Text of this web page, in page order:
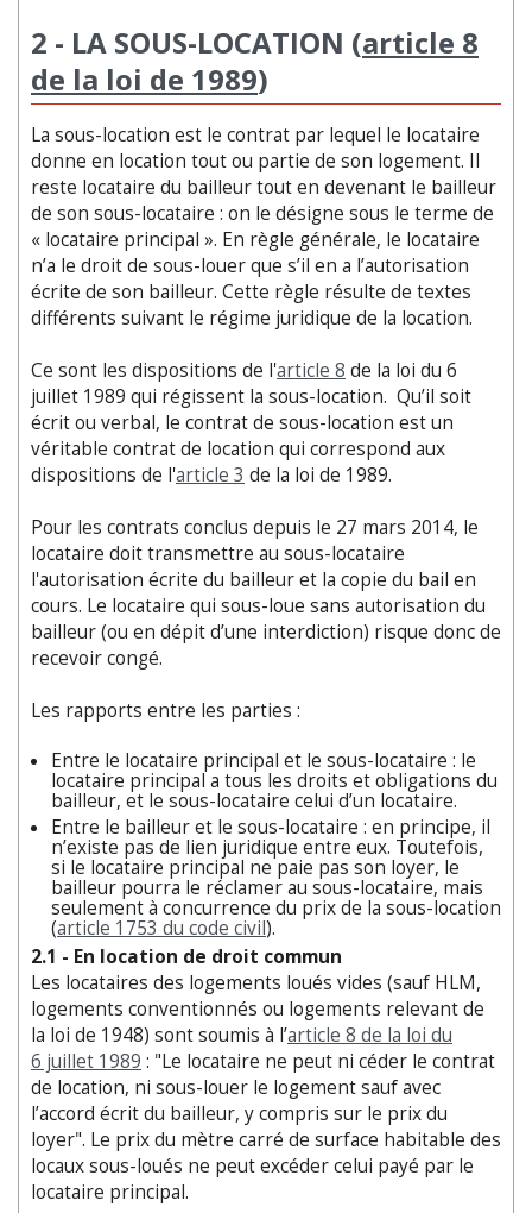
2 - LA SOUS-LOCATION (article 8
de la loi de 1989)
La sous-location est le contrat par lequel le locataire
donne en location tout ou partie de son logement. Il
reste locataire du bailleur tout en devenant le bailleur
de son sous-locataire : on le désigne sous le terme de
« locataire principal ». En règle générale, le locataire
n’a le droit de sous-louer que s’il en a l’autorisation
écrite de son bailleur. Cette règle résulte de textes
différents suivant le régime juridique de la location.
Ce sont les dispositions de l'article 8 de la loi du 6
juillet 1989 qui régissent la sous-location. Qu’il soit
écrit ou verbal, le contrat de sous-location est un
véritable contrat de location qui correspond aux
dispositions de l'article 3 de la loi de 1989.
Pour les contrats conclus depuis le 27 mars 2014, le
locataire doit transmettre au sous-locataire
l'autorisation écrite du bailleur et la copie du bail en
cours. Le locataire qui sous-loue sans autorisation du
bailleur (ou en dépit d’une interdiction) risque donc de
recevoir congé.
Les rapports entre les parties :
Entre le locataire principal et le sous-locataire : le
locataire principal a tous les droits et obligations du
bailleur, et le sous-locataire celui d’un locataire.
Entre le bailleur et le sous-locataire : en principe, il
n’existe pas de lien juridique entre eux. Toutefois,
si le locataire principal ne paie pas son loyer, le
bailleur pourra le réclamer au sous-locataire, mais
seulement à concurrence du prix de la sous-location
(article 1753 du code civil).
2.1 - En location de droit commun
Les locataires des logements loués vides (sauf HLM,
logements conventionnés ou logements relevant de
la loi de 1948) sont soumis à l’article 8 de la loi du
6 juillet 1989 : "Le locataire ne peut ni céder le contrat
de location, ni sous-louer le logement sauf avec
l’accord écrit du bailleur, y compris sur le prix du
loyer". Le prix du mètre carré de surface habitable des
locaux sous-loués ne peut excéder celui payé par le
locataire principal.